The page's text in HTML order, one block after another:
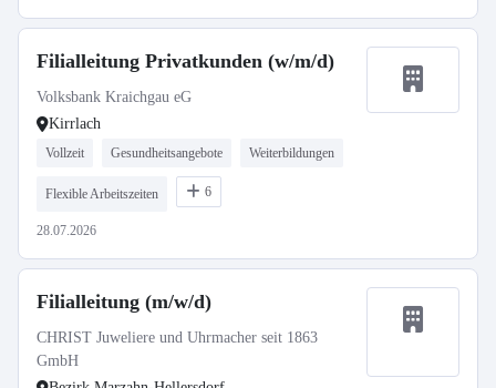
Filialleitung Privatkunden (w/m/d)
Volksbank Kraichgau eG
Kirrlach
Vollzeit Gesundheitsangebote Weiterbildungen
Flexible Arbeitszeiten 6
28.07.2026
Filialleitung (m/w/d)
CHRIST Juweliere und Uhrmacher seit 1863
GmbH